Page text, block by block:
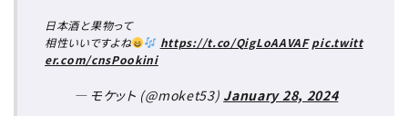
日本酒と果物って
相性いいですよね
https://t.co/QigLoAAVAF pic.twitt
er.com/cnsPookini
— モケット (@moket53) January 28, 2024